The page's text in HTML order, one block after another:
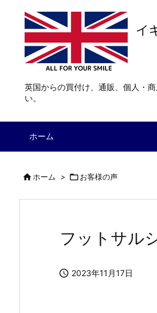
英国からの買付け、通販、個人・
い。
ホーム
ホーム > お客様の声
フットサル
 2023年11月17日